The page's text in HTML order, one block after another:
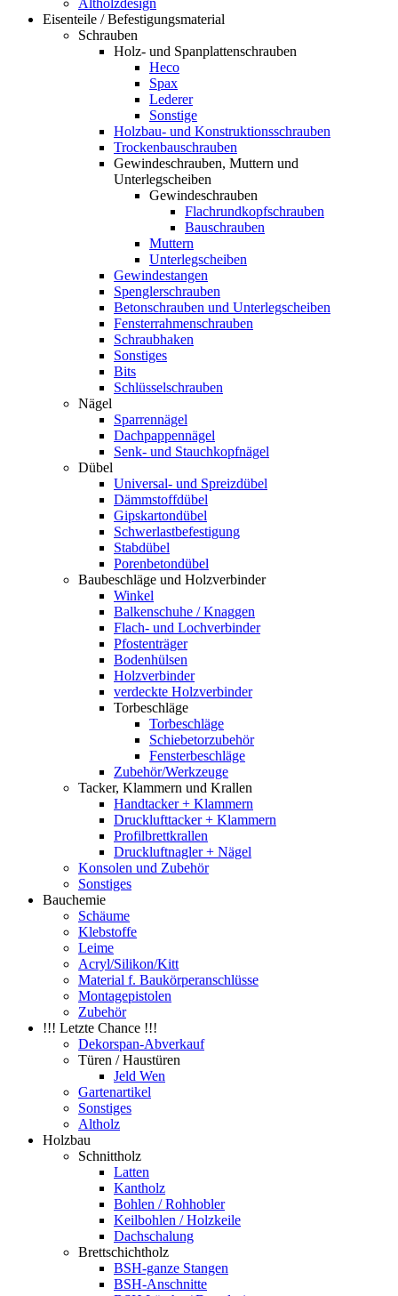
Altholzdesign
Eisenteile / Befestigungsmaterial
Schrauben
Holz- und Spanplattenschrauben
Heco
Spax
Lederer
Sonstige
Holzbau- und Konstruktionsschrauben
Trockenbauschrauben
Gewindeschrauben, Muttern und
Unterlegscheiben
Gewindeschrauben
Flachrundkopfschrauben
Bauschrauben
Muttern
Unterlegscheiben
Gewindestangen
Spenglerschrauben
Betonschrauben und Unterlegscheiben
Fensterrahmenschrauben
Schraubhaken
Sonstiges
Bits
Schlüsselschrauben
Nägel
Sparrennägel
Dachpappennägel
Senk- und Stauchkopfnägel
Dübel
Universal- und Spreizdübel
Dämmstoffdübel
Gipskartondübel
Schwerlastbefestigung
Stabdübel
Porenbetondübel
Baubeschläge und Holzverbinder
Winkel
Balkenschuhe / Knaggen
Flach- und Lochverbinder
Pfostenträger
Bodenhülsen
Holzverbinder
verdeckte Holzverbinder
Torbeschläge
Torbeschläge
Schiebetorzubehör
Fensterbeschläge
Zubehör/Werkzeuge
Tacker, Klammern und Krallen
Handtacker + Klammern
Drucklufttacker + Klammern
Profilbrettkrallen
Druckluftnagler + Nägel
Konsolen und Zubehör
Sonstiges
Bauchemie
Schäume
Klebstoffe
Leime
Acryl/Silikon/Kitt
Material f. Baukörperanschlüsse
Montagepistolen
Zubehör
!!! Letzte Chance !!!
Dekorspan-Abverkauf
Türen / Haustüren
Jeld Wen
Gartenartikel
Sonstiges
Altholz
Holzbau
Schnittholz
Latten
Kantholz
Bohlen / Rohhobler
Keilbohlen / Holzkeile
Dachschalung
Brettschichtholz
BSH-ganze Stangen
BSH-Anschnitte